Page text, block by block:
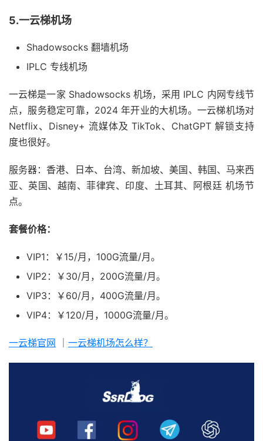
5.一云梯机场
Shadowsocks 翻墙机场
IPLC 专线机场
一云梯是一家 Shadowsocks 机场，采用 IPLC 内网专线节
点，服务稳定可靠，2024 年开业的大机场。一云梯机场对
Netflix、Disney+ 流媒体及 TikTok、ChatGPT 解锁支持
度也很好。
服务器：香港、日本、台湾、新加坡、美国、韩国、马来西
亚、英国、越南、菲律宾、印度、土耳其、阿根廷 机场节
点。
套餐价格：
VIP1：￥15/月，100G流量/月。
VIP2：￥30/月，200G流量/月。
VIP3：￥60/月，400G流量/月。
VIP4：￥120/月，1000G流量/月。
一云梯官网 一云梯机场怎么样？